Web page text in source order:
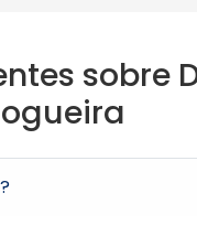
sobre